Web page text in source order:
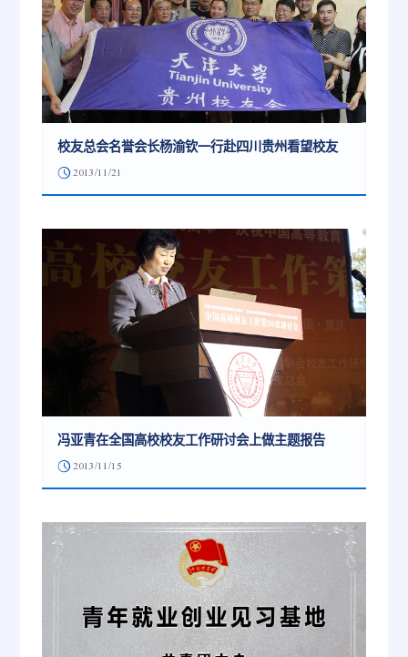
校友总会名誉会长杨渝钦一行赴四川贵州看望校友
2013/11/21
冯亚青在全国高校校友工作研讨会上做主题报告
2013/11/15